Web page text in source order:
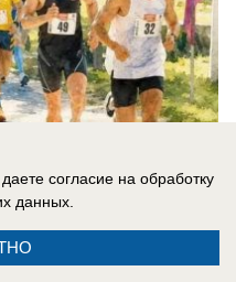
0
согласие на обработку
данных.